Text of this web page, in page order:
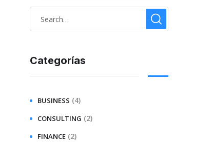
Categorías
BUSINESS (4)
CONSULTING (2)
FINANCE (2)